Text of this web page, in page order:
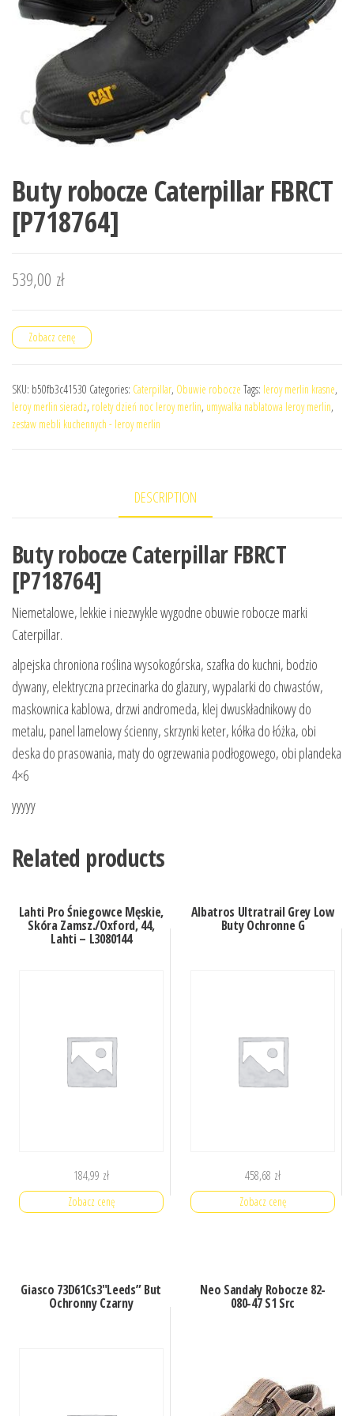
Buty robocze Caterpillar FBRCT
[P718764]
539,00 zł
Zobacz cenę
SKU: b50fb3c41530 Categories: Caterpillar, Obuwie robocze Tags: leroy merlin krasne,
leroy merlin sieradz, rolety dzień noc leroy merlin, umywalka nablatowa leroy merlin,
zestaw mebli kuchennych - leroy merlin
DESCRIPTION
Buty robocze Caterpillar FBRCT
[P718764]
Niemetalowe, lekkie i niezwykle wygodne obuwie robocze marki
Caterpillar.
alpejska chroniona roślina wysokogórska, szafka do kuchni, bodzio
dywany, elektryczna przecinarka do glazury, wypalarki do chwastów,
maskownica kablowa, drzwi andromeda, klej dwuskładnikowy do
metalu, panel lamelowy ścienny, skrzynki keter, kółka do łóżka, obi
deska do prasowania, maty do ogrzewania podłogowego, obi plandeka
4×6
yyyyy
Related products
Lahti Pro Śniegowce Męskie,
Skóra Zamsz./Oxford, 44,
Lahti – L3080144
184,99 zł
Zobacz cenę
Albatros Ultratrail Grey Low
Buty Ochronne G
458,68 zł
Zobacz cenę
Giasco 73D61Cs3″Leeds” But
Ochronny Czarny
Neo Sandały Robocze 82-
080-47 S1 Src